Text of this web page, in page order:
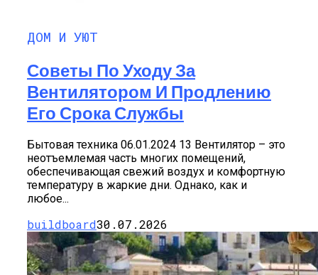
ДОМ И УЮТ
Советы По Уходу За
Вентилятором И Продлению
Его Срока Службы
Бытовая техника 06.01.2024 13 Вентилятор – это
неотъемлемая часть многих помещений,
обеспечивающая свежий воздух и комфортную
температуру в жаркие дни. Однако, как и
любое...
buildboard30.07.2026